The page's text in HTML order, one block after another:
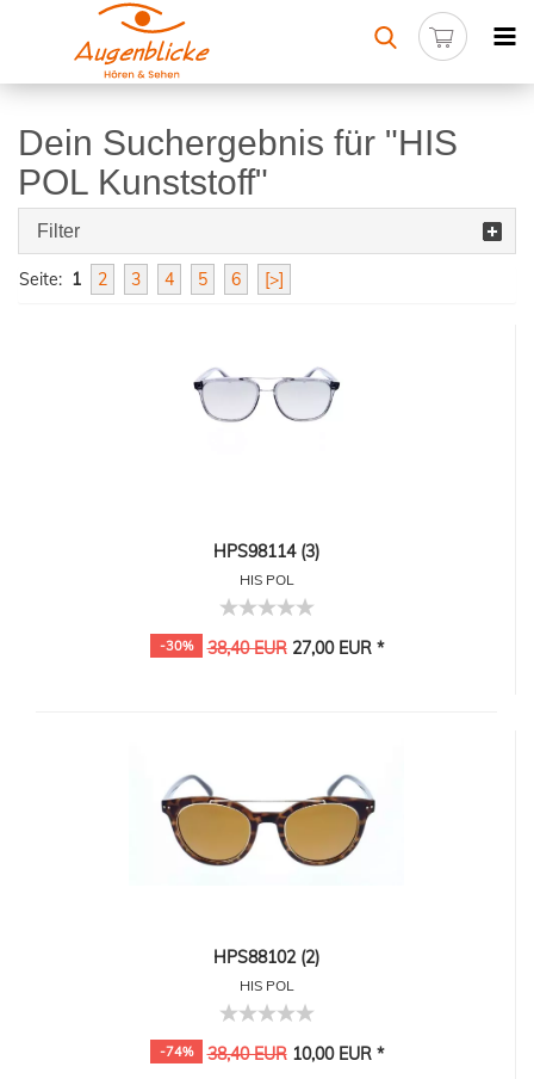
Dein Suchergebnis für "HIS
POL Kunststoff"
Filter
Seite: 1 2 3 4 5 6 [>]
HPS98114 (3)
HIS POL
-30% 38,40 EUR27,00 EUR *
HPS88102 (2)
HIS POL
-74% 38,40 EUR10,00 EUR *